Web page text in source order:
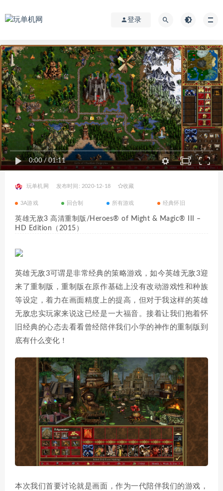
登录
0:00/01:11
玩单机网 发布时间: 2020-12-18 收藏
3A游戏 回合制 所有游戏 经典怀旧
英雄无敌3 高清重制版/Heroes® of Might & Magic® III –
HD Edition（2015）
英雄无敌3可谓是非常经典的策略游戏，如今英雄无敌3迎
来了重制版，重制版在原作基础上没有改动游戏性和种族
等设定，着力在画面精度上的提高，但对于我这样的英雄
无敌忠实玩家来说这已经是一大福音。接着让我们抱着怀
旧经典的心态去看看曾经陪伴我们小学的神作的重制版到
底有什么变化！
本次我们首要讨论就是画面，作为一代陪伴我们的游戏，